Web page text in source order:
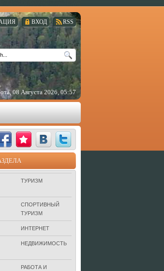
RSS
ВХОД
08 Августа 2026, 05:57
ТУРИЗМ
СПОРТИВНЫЙ
ТУРИЗМ
ИНТЕРНЕТ
НЕДВИЖИМОСТЬ
РАБОТА И